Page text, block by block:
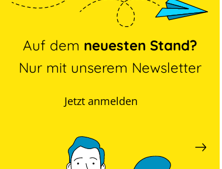
Auf dem neuesten Stand?
Nur mit unserem Newsletter
Jetzt anmelden